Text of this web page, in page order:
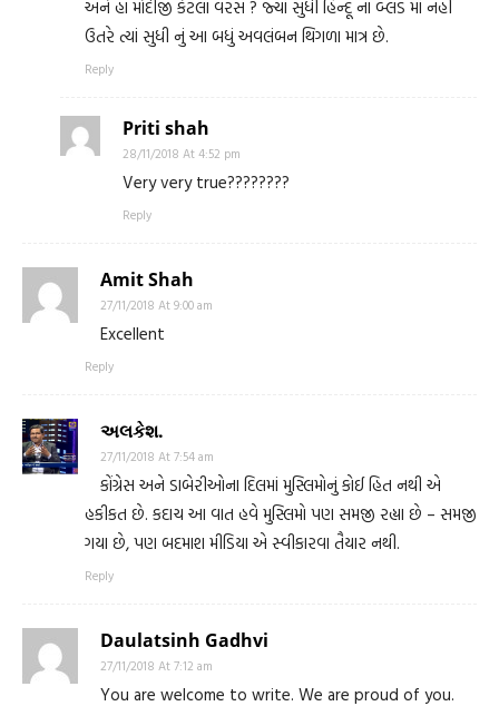
અને હા મોદીજી કેટલા વરસ ? જ્યાં સુધી હિન્દૂ ના બ્લડ માં નહીં
ઉતરે ત્યાં સુધી નું આ બધું અવલંબન થિગળા માત્ર છે.
Reply
Priti shah
28/11/2018 At 4:52 pm
Very very true????????
Reply
Amit Shah
27/11/2018 At 9:00 am
Excellent
Reply
અલકેશ.
27/11/2018 At 7:54 am
કોંગ્રેસ અને ડાબેરીઓના દિલમાં મુસ્લિમોનું કોઈ હિત નથી એ
હકીકત છે. કદાચ આ વાત હવે મુસ્લિમો પણ સમજી રહ્યા છે – સમજી
ગયા છે, પણ બદમાશ મીડિયા એ સ્વીકારવા તૈયાર નથી.
Reply
Daulatsinh Gadhvi
27/11/2018 At 7:12 am
You are welcome to write. We are proud of you.